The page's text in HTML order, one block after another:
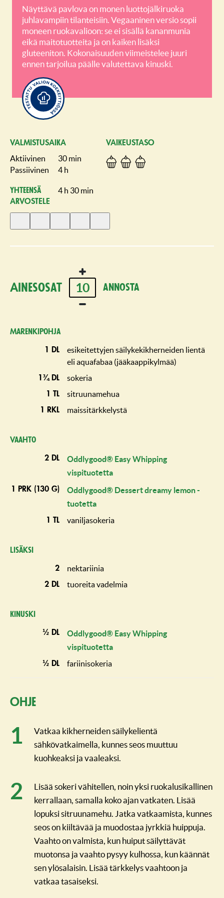
Näyttävä pavlova on monen luottojälkiruoka
juhlavampiin tilanteisiin. Vegaaninen versio sopii
moneen ruokavalioon: se ei sisällä kananmunia
eikä maitotuotteita ja on kaiken lisäksi
gluteeniton. Kokonaisuuden viimeistelee juuri
ennen tarjoilua päälle valutettava kinuski.
VALMISTUSAIKA
Aktiivinen
30 min
Passiivinen
4 h
Yhteensä 4 h 30 min
VAIKEUSTASO
ARVOSTELE
Ainesosat 10 annosta
Marenkipohja
1 dl
esikeitettyjen säilykekikherneiden lientä
eli aquafabaa (jääkaappikylmää)
1¾ dl sokeria
1 tl sitruunamehua
1 rkl maissitärkkelystä
Vaahto
2 dl
Oddlygood® Easy Whipping
vispituotetta
1 prk (130 g)
Oddlygood® Dessert dreamy lemon -
tuotetta
1 tl vaniljasokeria
Lisäksi
2 nektariinia
2 dl tuoreita vadelmia
Kinuski
½ dl
Oddlygood® Easy Whipping
vispituotetta
½ dl fariinisokeria
Ohje
Vatkaa kikherneiden säilykelientä
sähkövatkaimella, kunnes seos muuttuu
kuohkeaksi ja vaaleaksi.
Lisää sokeri vähitellen, noin yksi ruokalusikallinen
kerrallaan, samalla koko ajan vatkaten. Lisää
lopuksi sitruunamehu. Jatka vatkaamista, kunnes
seos on kiiltävää ja muodostaa jyrkkiä huippuja.
Vaahto on valmista, kun huiput säilyttävät
muotonsa ja vaahto pysyy kulhossa, kun käännät
sen ylösalaisin. Lisää tärkkelys vaahtoon ja
vatkaa tasaiseksi.